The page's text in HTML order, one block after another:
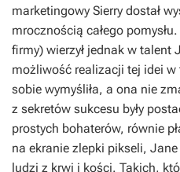
marketingowy Sierry dostał
mrocznością całego
firmy) wierzył jednak w talent
możliwość realizacji tej idei
sobie wymyśliła, a ona nie
z sekretów sukcesu były
prostych bohaterów, równie
na ekranie zlepki pikseli,
ludzi z krwi i kości. Takich,